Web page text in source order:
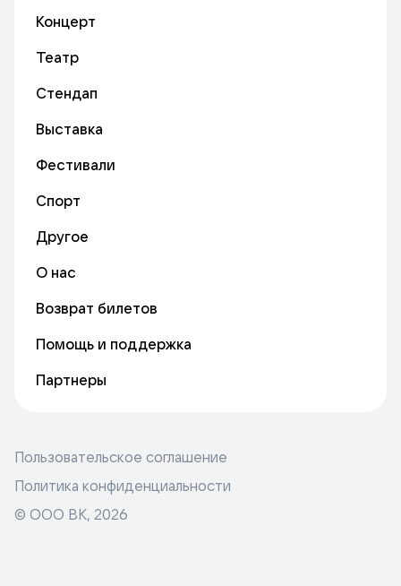
Концерт
Театр
Стендап
Выставка
Фестивали
Спорт
Другое
О нас
Возврат билетов
Помощь и поддержка
Партнеры
Пользовательское соглашение
Политика конфиденциальности
© ООО ВК, 2026